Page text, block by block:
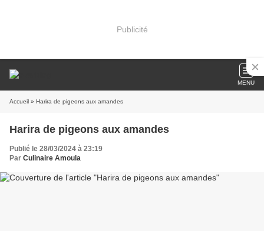
Publicité
MENU
Accueil » Harira de pigeons aux amandes
Harira de pigeons aux amandes
Publié le 28/03/2024 à 23:19
Par Culinaire Amoula